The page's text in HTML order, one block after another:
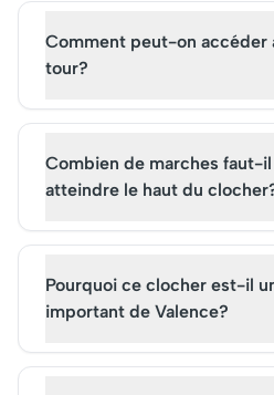
Réservez vite vos billets pour
une visite inoubliable de ce
Comment peut-on accéder
tour?
Combien de marches faut-
atteindre le haut du
Pourquoi ce clocher est-il
important de Valence?